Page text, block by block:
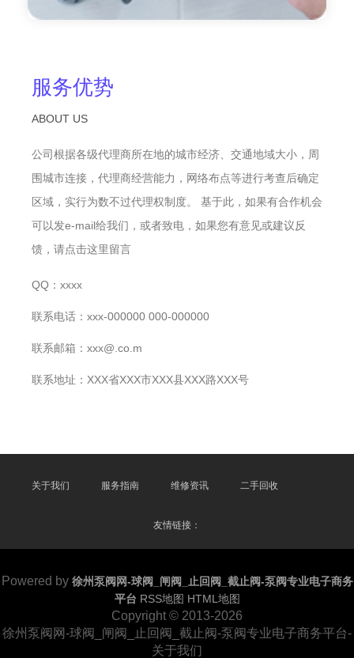
服务优势
ABOUT US
公司根据各级代理商所在地的城市经济、交通地域大小，周
围城市连接，代理商经营能力，网络布点等进行考查后确定
区域，实行为数不过代理权制度。 基于此，如果有合作机会
可以发e-mail给我们，或者致电，如果您有意见或建议反
馈，请点击这里留言
QQ：xxxx
联系电话：xxx-000000 000-000000
联系邮箱：xxx@.co.m
联系地址：XXX省XXX市XXX县XXX路XXX号
关于我们 服务指南 维修资讯 二手回收
友情链接：
Powered by 徐州泵阀网-球阀_闸阀_止回阀_截止阀-泵阀专业电子商务
平台 RSS地图 HTML地图
Copyright © 2013-2026
徐州泵阀网-球阀_闸阀_止回阀_截止阀-泵阀专业电子商务平台-
关于我们